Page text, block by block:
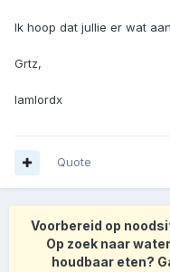
Ik hoop dat jullie er wat
Grtz,
Iamlordx
Quote
Voorbereid op
Op zoek naar
houdbaar eten?